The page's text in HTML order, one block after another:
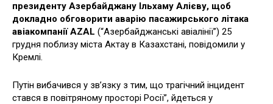
президенту Азербайджану Ільхаму Алієву, щоб
докладно обговорити аварію пасажирського літака
авіакомпанії AZAL (“Азербайджанські авіалінії”) 25
грудня поблизу міста Актау в Казахстані, повідомили у
Кремлі.
Путін вибачився у зв’язку з тим, що трагічний інцидент
стався в повітряному просторі Росії”, йдеться у